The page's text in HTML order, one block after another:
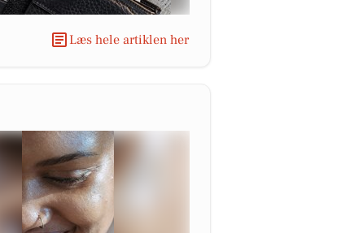
Læs hele artiklen her